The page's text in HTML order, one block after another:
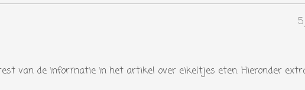
van de informatie in het artikel over eikeltjes eten. Hieronder